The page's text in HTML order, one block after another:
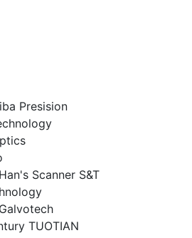
Presision
Scanner S&T
TUOTIAN